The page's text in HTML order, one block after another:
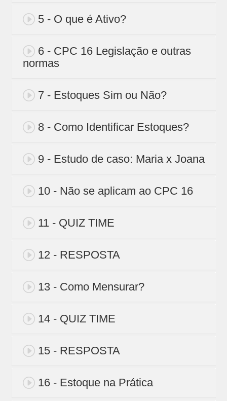
5 - O que é Ativo?
6 - CPC 16 Legislação e outras
normas
7 - Estoques Sim ou Não?
8 - Como Identificar Estoques?
9 - Estudo de caso: Maria x Joana
10 - Não se aplicam ao CPC 16
11 - QUIZ TIME
12 - RESPOSTA
13 - Como Mensurar?
14 - QUIZ TIME
15 - RESPOSTA
16 - Estoque na Prática